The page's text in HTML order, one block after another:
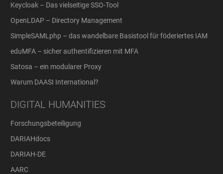
Keycloak – Das vielseitige SSO-Tool
OpenLDAP – Directory Management
SimpleSAMLphp – das wandelbare Basistool für föderiertes IAM
eduMFA – sicher authentifizieren mit MFA
Satosa – ein modularer Proxy
Warum DAASI International?
DIGITAL HUMANITIES
Forschungsbeteiligung
DARIAHdocs
DARIAH-DE
AARC